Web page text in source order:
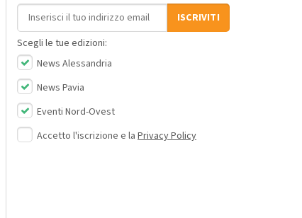
Indirizzo email
ISCRIVITI
Scegli le tue edizioni:
News Alessandria
News Pavia
Eventi Nord-Ovest
Accetto l'iscrizione e la Privacy Policy